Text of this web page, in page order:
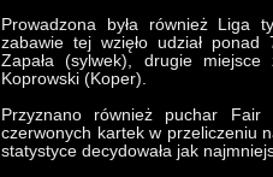
Prowadzona była również Liga
zabawie tej wzięło udział
Zapała (sylwek), drugie
Koprowski (Koper).
Przyznano również puchar Fair
czerwonych kartek w przeliczeniu
statystyce decydowała jak